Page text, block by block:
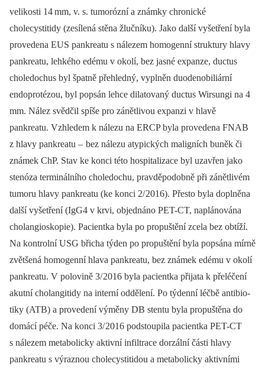
velikosti 14m­m, v. s. tumorózní a známky chronické
cholecystitidy (zesílená stěna žlučníku). Jako další vyšetření byla
provedena EUS pankreatu s nálezem homogen­ní struktury hlavy
pankreatu, lehkého edému v okolí, bez jasné expanze, ductus
choledochus byl špatně přehledný, vyplněn duodenobiliární
endoprotézou, byl popsán lehce dilatovaný ductus Wirsungi na 4
m­m. Nález svědčil spíše pro zánětlivou expanzi v hlavě
pankreatu. Vzhledem k nálezu na ERCP byla provedena FNAB
z hlavy pankreatu – bez nálezu atypických maligních buněk či
známek ChP. Stav ke konci této hospitalizace byl uzavřen jako
stenóza terminálního choledochu, pravděpodobně při zánětlivém
tumoru hlavy pankreatu (ke konci 2/2016). Přesto byla doplněna
další vyšetření (IgG4 v krvi, objednáno PET-CT, naplánována
cholangioskopie). Pa­cientka byla po propuštění zcela bez obtíží.
Na kontrolní USG břicha týden po propuštění byla popsána mírně
zvětšená homo­gen­ní hlava pankreatu, bez známek edému v okolí
pankreatu. V polovině 3/2016 byla pa­cientka přijata k přeléčení
akutní cholangitidy na interní oddělení. Po týden­ní léčbě antibio­
tiky (ATB) a provedení výměny DB stentu byla propuštěna do
domácí péče. Na konci 3/2016 podstoupila pa­cientka PET-CT
s nálezem metabolicky aktivní infiltrace dorzální části hlavy
pankreatu s výraznou cholecystitidou a metabolicky aktivními